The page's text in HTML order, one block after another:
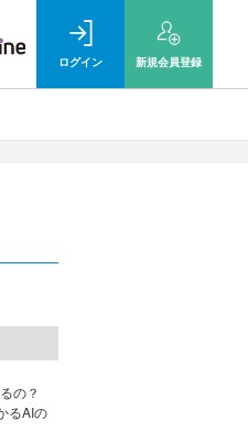
ログイン 新規会員登録
の？
るAIの